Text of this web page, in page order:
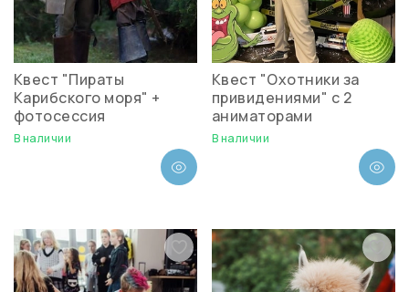
Квест "Пираты
Карибского моря" +
фотосессия
В наличии
Квест "Охотники за
привидениями" с 2
аниматорами
В наличии